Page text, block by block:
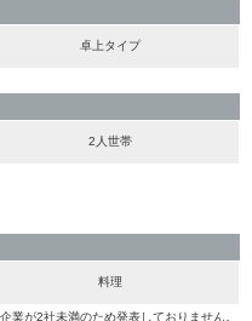
卓上タイプ
2人世帯
料理
が2社未満のため発表しておりません。